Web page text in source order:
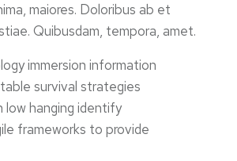
maiores. Doloribus ab et
Quibusdam, tempora, amet.
immersion information
survival strategies
low hanging identify
frameworks to provide